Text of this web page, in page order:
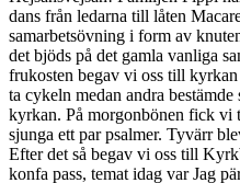
dans från ledarna till låten
samarbetsövning i form av
det bjöds på det gamla vanliga
frukosten begav vi oss till
ta cykeln medan andra
kyrkan. På morgonbönen fick vi
sjunga ett par psalmer. Tyvärr
Efter det så begav vi oss till
konfa pass, temat idag var Jag